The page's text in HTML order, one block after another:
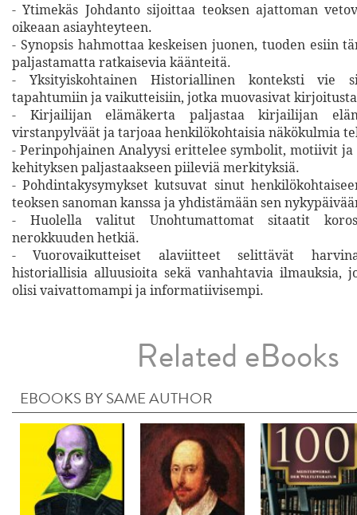
- Ytimekäs Johdanto sijoittaa teoksen ajattoman
oikeaan asiayhteyteen.
- Synopsis hahmottaa keskeisen juonen, tuoden esiin
paljastamatta ratkaisevia käänteitä.
- Yksityiskohtainen Historiallinen konteksti vie
tapahtumiin ja vaikutteisiin, jotka muovasivat
- Kirjailijan elämäkerta paljastaa kirjailijan
virstanpylväät ja tarjoaa henkilökohtaisia näkökulmia
- Perinpohjainen Analyysi erittelee symbolit, motiivit
kehityksen paljastaakseen piileviä merkityksiä.
- Pohdintakysymykset kutsuvat sinut
teoksen sanoman kanssa ja yhdistämään sen
- Huolella valitut Unohtumattomat sitaatit
nerokkuuden hetkiä.
- Vuorovaikutteiset alaviitteet selittävät
historiallisia alluusioita sekä vanhahtavia ilmauksia,
olisi vaivattomampi ja informatiivisempi.
Related eBooks
EBOOKS BY SAME AUTHOR